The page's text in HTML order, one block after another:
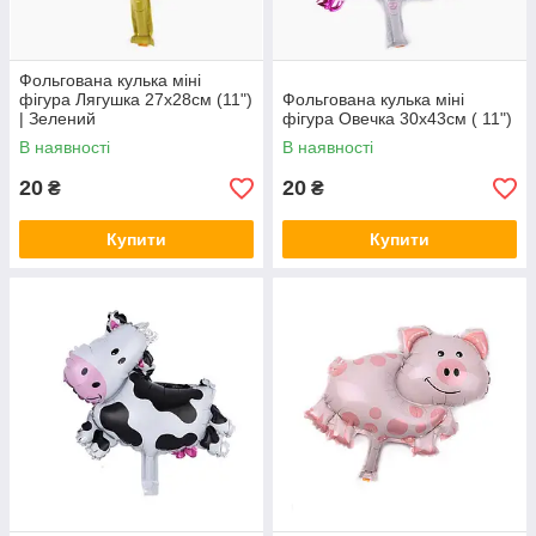
Фольгована кулька міні
фігура Лягушка 27x28см (11")
| Зелений
В наявності
20 ₴
Купити
Фольгована кулька міні
фігура Овечка 30x43см ( 11")
В наявності
20 ₴
Купити